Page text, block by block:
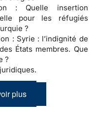
: Quelle insertion
pour les réfugiés
?
: Syrie : l’indignité de
États membres. Que
?
plus